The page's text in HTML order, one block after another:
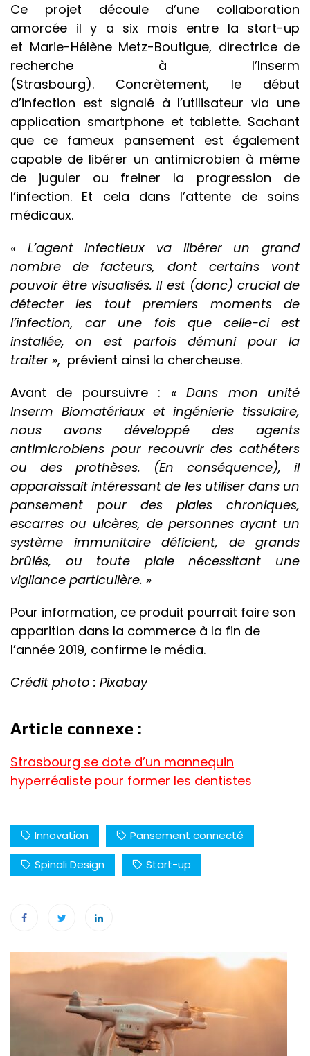
Ce projet découle d’une collaboration
amorcée il y a six mois entre la start-up
et Marie-Hélène Metz-Boutigue, directrice de
recherche à l’Inserm
(Strasbourg). Concrètement, le début
d’infection est signalé à l’utilisateur via une
application smartphone et tablette. Sachant
que ce fameux pansement est également
capable de libérer un antimicrobien à même
de juguler ou freiner la progression de
l’infection. Et cela dans l’attente de soins
médicaux.
« L’agent infectieux va libérer un grand
nombre de facteurs, dont certains vont
pouvoir être visualisés. Il est (donc) crucial de
détecter les tout premiers moments de
l’infection, car une fois que celle-ci est
installée, on est parfois démuni pour la
traiter », prévient ainsi la chercheuse.
Avant de poursuivre : « Dans mon unité
Inserm Biomatériaux et ingénierie tissulaire,
nous avons développé des agents
antimicrobiens pour recouvrir des cathéters
ou des prothèses. (En conséquence), il
apparaissait intéressant de les utiliser dans un
pansement pour des plaies chroniques,
escarres ou ulcères, de personnes ayant un
système immunitaire déficient, de grands
brûlés, ou toute plaie nécessitant une
vigilance particulière. »
Pour information, ce produit pourrait faire son
apparition dans la commerce à la fin de
l’année 2019, confirme le média.
Crédit photo : Pixabay
Article connexe :
Strasbourg se dote d’un mannequin
hyperréaliste pour former les dentistes
Innovation
Pansement connecté
Spinali Design
Start-up
Navigation
de
l’article